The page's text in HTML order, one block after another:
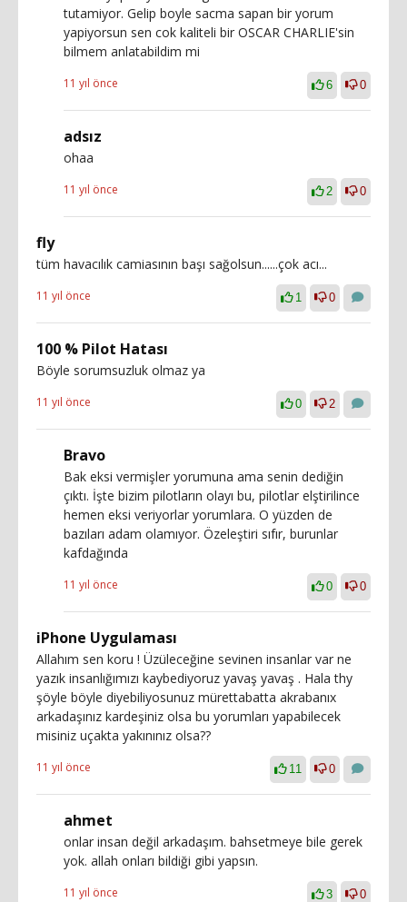
tutamiyor. Gelip boyle sacma sapan bir yorum
yapiyorsun sen cok kaliteli bir OSCAR CHARLIE'sin
bilmem anlatabildim mi
11 yıl önce 6 0
adsız
ohaa
11 yıl önce 2 0
fly
tüm havacılık camiasının başı sağolsun......çok acı...
11 yıl önce 1 0
100 % Pilot Hatası
Böyle sorumsuzluk olmaz ya
11 yıl önce 0 2
Bravo
Bak eksi vermişler yorumuna ama senin dediğin
çıktı. İşte bizim pilotların olayı bu, pilotlar elştirilince
hemen eksi veriyorlar yorumlara. O yüzden de
bazıları adam olamıyor. Özeleştiri sıfır, burunlar
kafdağında
11 yıl önce 0 0
iPhone Uygulaması
Allahım sen koru ! Üzüleceğine sevinen insanlar var ne
yazık insanlığımızı kaybediyoruz yavaş yavaş . Hala thy
şöyle böyle diyebiliyosunuz mürettabatta akrabanıx
arkadaşınız kardeşiniz olsa bu yorumları yapabilecek
misiniz uçakta yakınınız olsa??
11 yıl önce 11 0
ahmet
onlar insan değil arkadaşım. bahsetmeye bile gerek
yok. allah onları bildiği gibi yapsın.
11 yıl önce 3 0